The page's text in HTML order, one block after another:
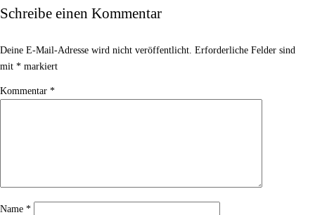
Schreibe einen Kommentar
Deine E-Mail-Adresse wird nicht veröffentlicht. Erforderliche Felder sind
mit * markiert
Kommentar *
Name *